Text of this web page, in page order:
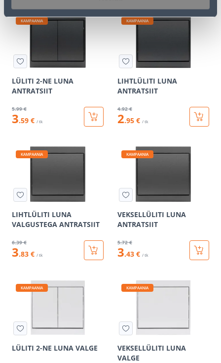
KAMPAANIA
LÜLITI 2-NE LUNA
ANTRATSIIT
5.99 €
3.59 € / tk
KAMPAANIA
LIHTLÜLITI LUNA
ANTRATSIIT
4.92 €
2.95 € / tk
KAMPAANIA
LIHTLÜLITI LUNA
VALGUSTEGA ANTRATSIIT
6.39 €
3.83 € / tk
KAMPAANIA
VEKSELLÜLITI LUNA
ANTRATSIIT
5.72 €
3.43 € / tk
KAMPAANIA
LÜLITI 2-NE LUNA VALGE
KAMPAANIA
VEKSELLÜLITI LUNA
VALGE